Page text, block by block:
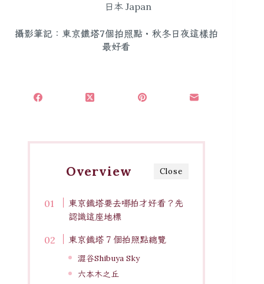
日本 Japan
攝影筆記：東京鐵塔7個拍照點・秋冬日夜這樣拍
最好看
Close
Overview
東京鐵塔要去哪拍才好看？先
認識這座地標
東京鐵塔 7 個拍照點總覽
澀谷Shibuya Sky
六本木之丘